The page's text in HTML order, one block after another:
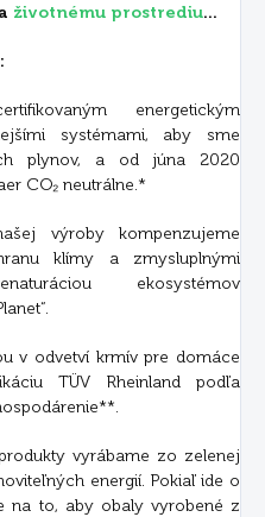
a životnému prostrediu...
energetickým
systémami, aby sme
plynov, a od júna 2020
CO₂ neutrálne.*
výroby kompenzujeme
klímy a zmysluplnými
ekosystémov
v odvetví krmív pre domáce
TÜV Rheinland podľa
vyrábame zo zelenej
energií. Pokiaľ ide o
na to, aby obaly vyrobené z